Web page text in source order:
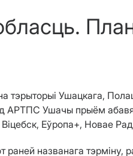
тэрыторыі Ушацкага,
АРТПС Ушачы прыём
Еўропа+, Новае
названага тэрміну,